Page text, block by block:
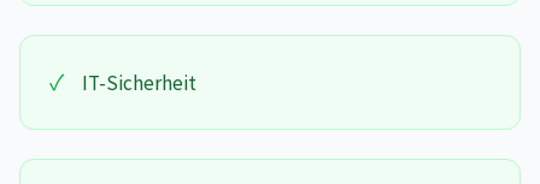
✓ IT-Sicherheit